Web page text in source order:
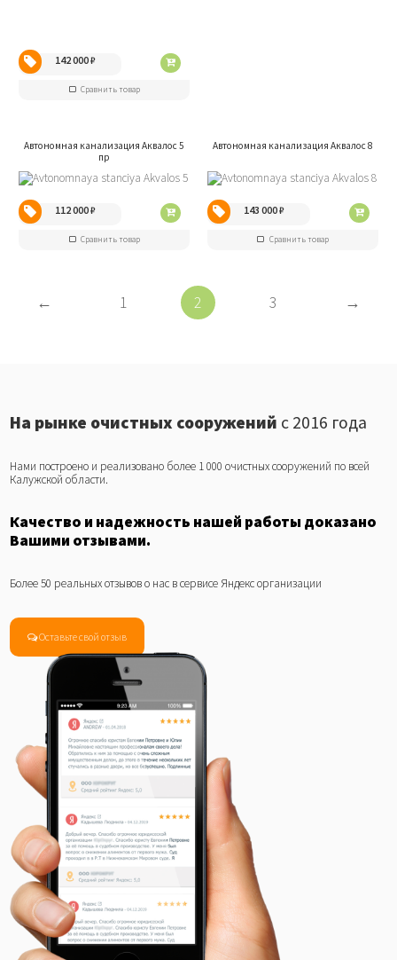
142 000₽
Сравнить товар
Автономная канализация Аквалос 5
пр
112 000₽
Сравнить товар
Автономная канализация Аквалос 8
143 000₽
Сравнить товар
← 1 2 3 →
На рынке очистных сооружений с 2016 года
Нами построено и реализовано более 1 000 очистных сооружений по всей
Калужской области.
Качество и надежность нашей работы доказано
Вашими отзывами.
Более 50 реальных отзывов о нас в сервисе Яндекс организации
Оставьте свой отзыв